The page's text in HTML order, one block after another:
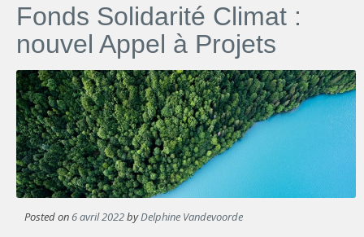
Fonds Solidarité Climat :
nouvel Appel à Projets
Posted on 6 avril 2022byDelphine Vandevoorde